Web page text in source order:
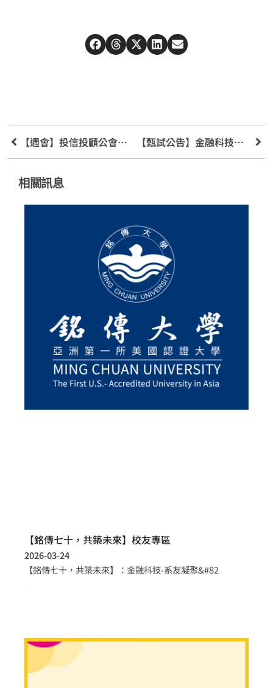
【週會】投信投顧公會講座及台北富邦商銀實習說明 【甄試公告】金融科技碩士招生
相關訊息
【銘傳七十，共築未來】校友專區
2026-03-24
【銘傳七十，共築未來】：金融科技-系友凝聚&#82